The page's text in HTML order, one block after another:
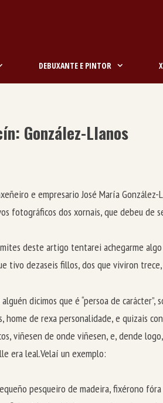
DEBUXANTE E PINTOR
González-Llanos
e empresario José María
fotográficos dos xornais, que debeu de
deste artigo tentarei achegarme algo
tivo dezaseis fillos, dos que viviron
dicimos que é “persoa de
home de rexa personalidade, e quizais
viñesen de onde viñesen, e, dende
era leal.Velaí un exemplo:
pesqueiro de madeira, fixérono